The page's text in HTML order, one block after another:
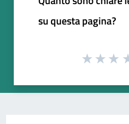
su questa pagina?